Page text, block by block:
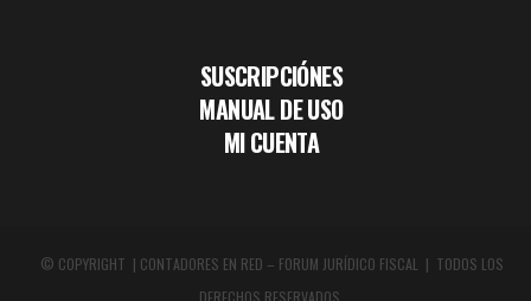
SUSCRIPCIÓNES
MANUAL DE USO
MI CUENTA
© COPYRIGHT | CONTADORES EN RED – FORUM JURÍDICO FISCAL | TODOS LOS
DERECHOS RESERVADOS.